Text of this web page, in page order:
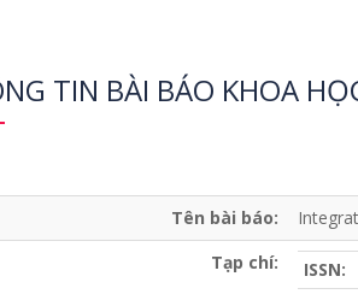
TIN BÀI BÁO KHOA
Tên bài báo:
Tạp chí:
ISSN: